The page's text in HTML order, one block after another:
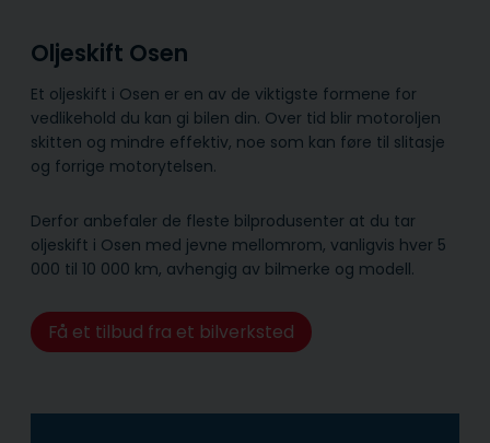
Oljeskift Osen
Et oljeskift i Osen er en av de viktigste formene for
vedlikehold du kan gi bilen din. Over tid blir motoroljen
skitten og mindre effektiv, noe som kan føre til slitasje
og forrige motorytelsen.
Derfor anbefaler de fleste bilprodusenter at du tar
oljeskift i Osen med jevne mellomrom, vanligvis hver 5
000 til 10 000 km, avhengig av bilmerke og modell.
Få et tilbud fra et bilverksted